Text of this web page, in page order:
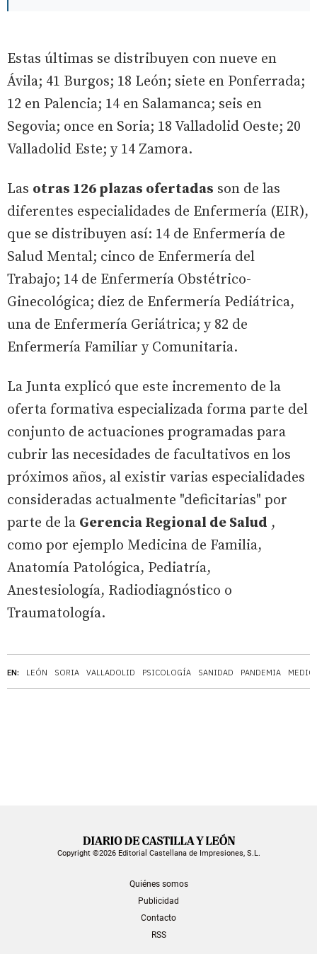
EN: LEÓN SORIA VALLADOLID PSICOLOGÍA SANIDAD PANDEMIA
Estas últimas se distribuyen con nueve en
Ávila; 41 Burgos; 18 León; siete en Ponferrada;
12 en Palencia; 14 en Salamanca; seis en
Segovia; once en Soria; 18 Valladolid Oeste; 20
Valladolid Este; y 14 Zamora.
Las otras 126 plazas ofertadas son de las
diferentes especialidades de Enfermería (EIR),
que se distribuyen así: 14 de Enfermería de
Salud Mental; cinco de Enfermería del
Trabajo; 14 de Enfermería Obstétrico-
Ginecológica; diez de Enfermería Pediátrica,
una de Enfermería Geriátrica; y 82 de
Enfermería Familiar y Comunitaria.
La Junta explicó que este incremento de la
oferta formativa especializada forma parte del
conjunto de actuaciones programadas para
cubrir las necesidades de facultativos en los
próximos años, al existir varias especialidades
consideradas actualmente "deficitarias" por
parte de la Gerencia Regional de Salud ,
como por ejemplo Medicina de Familia,
Anatomía Patológica, Pediatría,
Anestesiología, Radiodiagnóstico o
Traumatología.
Copyright ©2026 Editorial Castellana de Impresiones, S.L.
Quiénes somos
Publicidad
Contacto
RSS